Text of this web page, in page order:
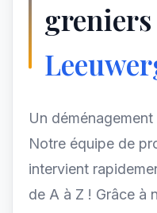
greniers
Un
Notre équipe de
intervient
de A à Z ! Grâce à